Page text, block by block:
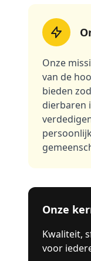
met een
Onze
van de
bieden
dierbaren
Onze
Kwaliteit,
voor